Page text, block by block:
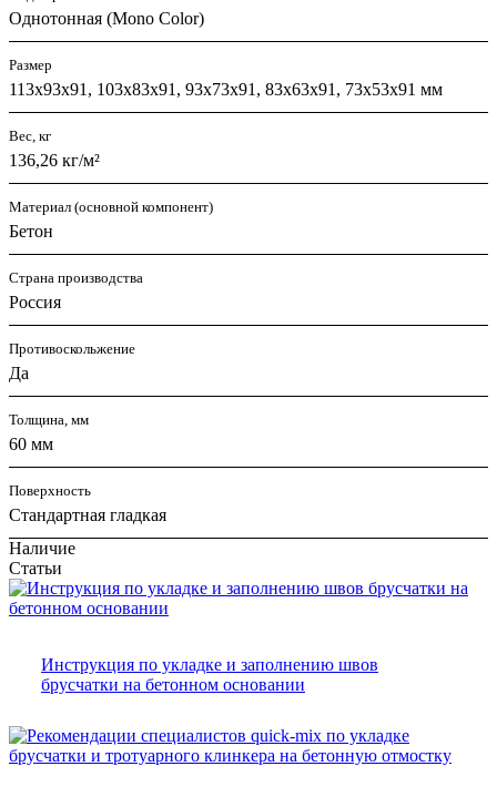
Однотонная (Mono Color)
Размер
113х93х91, 103х83х91, 93х73х91, 83х63х91, 73х53х91 мм
Вес, кг
136,26 кг/м²
Материал (основной компонент)
Бетон
Страна производства
Россия
Противоскольжение
Да
Толщина, мм
60 мм
Поверхность
Стандартная гладкая
Наличие
Статьи
Инструкция по укладке и заполнению швов
брусчатки на бетонном основании